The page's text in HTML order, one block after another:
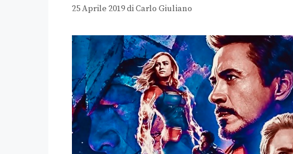
25 Aprile 2019diCarlo Giuliano